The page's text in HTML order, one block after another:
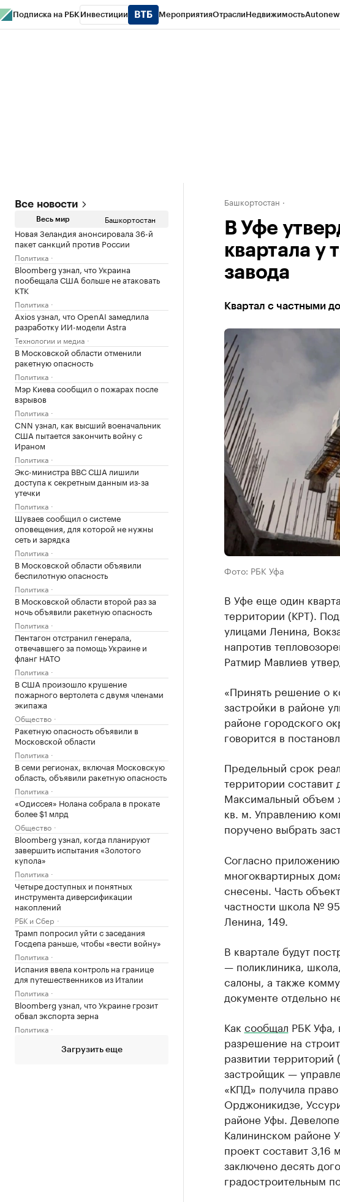
Подписка на РБК Инвестиции МероприятияОтраслиНедвижимость
Все новости
Весь мир Башкортостан
Новая Зеландия анонсировала 36-й
пакет санкций против России
Политика
Bloomberg узнал, что Украина
пообещала США больше не атаковать
КТК
Политика
Axios узнал, что OpenAI замедлила
разработку ИИ-модели Astra
Технологии и медиа
В Московской области отменили
ракетную опасность
Политика
Мэр Киева сообщил о пожарах после
взрывов
Политика
CNN узнал, как высший военачальник
США пытается закончить войну с
Ираном
Политика
Экс-министра ВВС США лишили
доступа к секретным данным из-за
утечки
Политика
Шуваев сообщил о системе
оповещения, для которой не нужны
сеть и зарядка
Политика
В Московской области объявили
беспилотную опасность
Политика
В Московской области второй раз за
ночь объявили ракетную опасность
Политика
Пентагон отстранил генерала,
отвечавшего за помощь Украине и
фланг НАТО
Политика
В США произошло крушение
пожарного вертолета с двумя членами
экипажа
Общество
Ракетную опасность объявили в
Московской области
Политика
В семи регионах, включая Московскую
область, объявили ракетную опасность
Политика
«Одиссея» Нолана собрала в прокате
более $1 млрд
Общество
Bloomberg узнал, когда планируют
завершить испытания «Золотого
купола»
Политика
Четыре доступных и понятных
инструмента диверсификации
накоплений
РБК и Сбер
Трамп попросил уйти с заседания
Госдепа раньше, чтобы «вести войну»
Политика
Испания ввела контроль на границе
для путешественников из Италии
Политика
Bloomberg узнал, что Украине грозит
обвал экспорта зерна
Политика
Загрузить еще
Башкортостан
В Уфе
квартала у
завода
Квартал с частными
Фото: РБК Уфа
В Уфе еще один
территории (КРТ).
улицами Ленина,
напротив
Ратмир Мавлиев
«Принять решение о
застройки в районе
районе городского
говорится в
Предельный срок
территории составит
Максимальный объем
кв. м. Управлению
поручено выбрать
Согласно
многоквартирных
снесены. Часть
частности школа №
Ленина, 149.
В квартале будут
— поликлиника,
салоны, а также
документе отдельно
Как сообщал РБК Уфа,
разрешение на
развитии
застройщик —
«КПД» получила
Орджоникидзе,
районе Уфы.
Калининском районе
проект составит 3,16
заключено десять
градостроительным